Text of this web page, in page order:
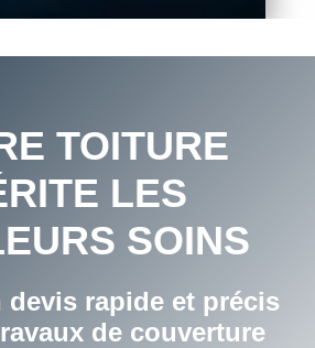
TOITURE
LES
SOINS
devis rapide et précis
de couverture